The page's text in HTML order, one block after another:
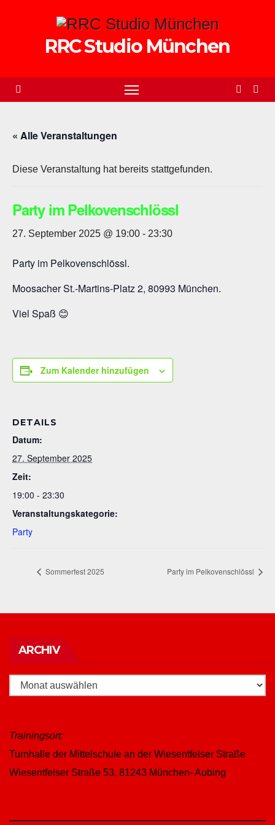
RRC Studio München
« Alle Veranstaltungen
Diese Veranstaltung hat bereits stattgefunden.
Party im Pelkovenschlössl
27. September 2025 @ 19:00 - 23:30
Party im Pelkovenschlössl.
Moosacher St.-Martins-Platz 2, 80993 München.
Viel Spaß 😊
Zum Kalender hinzufügen
DETAILS
Datum:
27. September 2025
Zeit:
19:00 - 23:30
Veranstaltungskategorie:
Party
Sommerfest 2025 Party im Pelkovenschlössl
ARCHIV
Trainingsort:
Turnhalle der Mittelschule an der Wiesentfelser Straße
Wiesentfelser Straße 53, 81243 München- Aubing